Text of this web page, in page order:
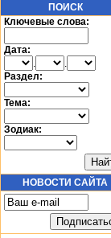
ПОИСК
Ключевые слова:
Дата:
.
.
Раздел:
Тема:
Зодиак:
НОВОСТИ САЙТА